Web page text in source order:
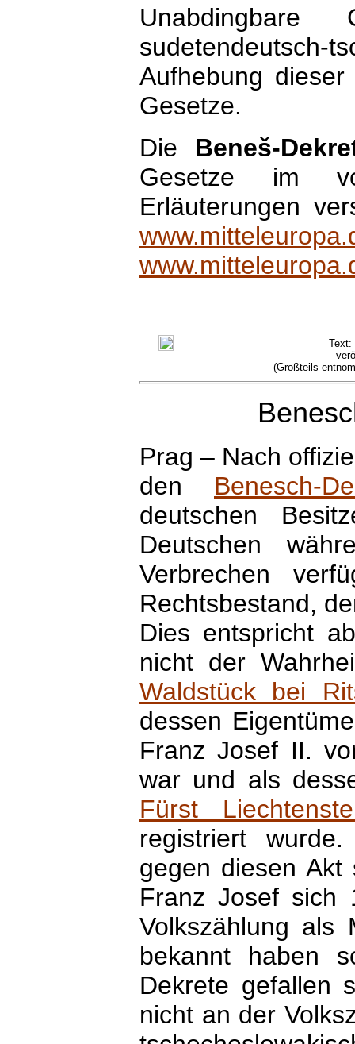
Unabdingbare
Aufhebung
Gesetze.
Die Beneš-
Gesetze im
Erläuterungen
Text:
(Großteils
Prag – Nach
den Benesch-
deutschen
Deutschen
Verbrechen
Rechtsbestand,
Dies entspricht
nicht der
Waldstück bei
dessen
Franz Josef II.
war und als
Fürst
registriert
gegen diesen Akt
Franz Josef sich
Volkszählung als
bekannt haben
Dekrete gefallen
nicht an der